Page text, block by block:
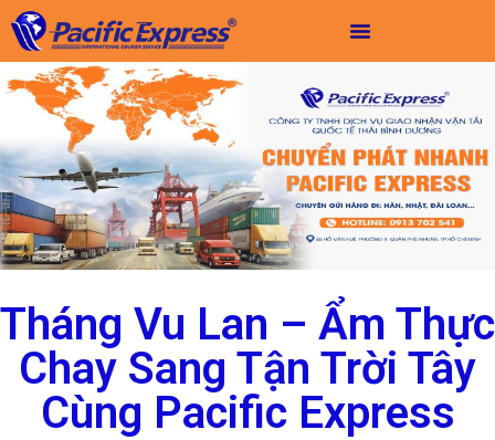
Tháng Vu Lan – Ẩm Thực
Chay Sang Tận Trời Tây
Cùng Pacific Express